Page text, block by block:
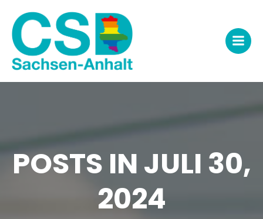
springen
POSTS IN JULI 30,
2024